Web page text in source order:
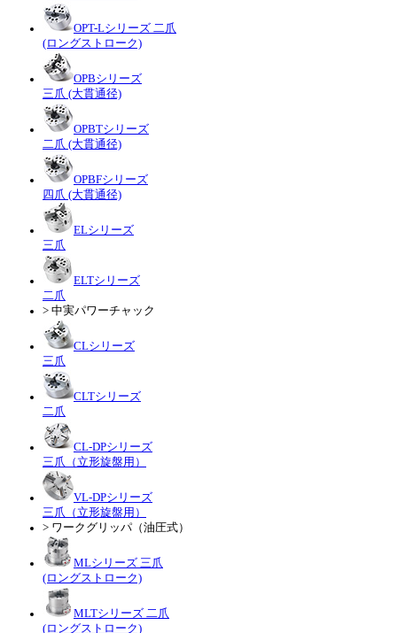
OPT-Lシリーズ 二爪
(ロングストローク)
OPBシリーズ
三爪 (大貫通径)
OPBTシリーズ
二爪 (大貫通径)
OPBFシリーズ
四爪 (大貫通径)
ELシリーズ
三爪
ELTシリーズ
二爪
> 中実パワーチャック
CLシリーズ
三爪
CLTシリーズ
二爪
CL-DPシリーズ
三爪（立形旋盤用）
VL-DPシリーズ
三爪（立形旋盤用）
> ワークグリッパ（油圧式）
MLシリーズ 三爪
(ロングストローク)
MLTシリーズ 二爪
(ロングストローク)